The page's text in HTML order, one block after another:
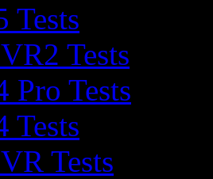
Tests
Tests
Pro Tests
Tests
Tests